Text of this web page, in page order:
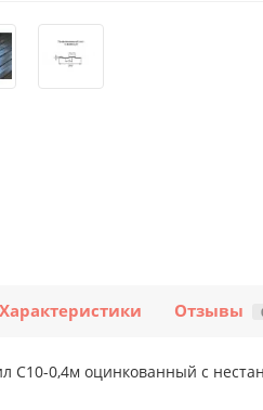
Характеристики Отзывы
С10-0,4м оцинкованный с